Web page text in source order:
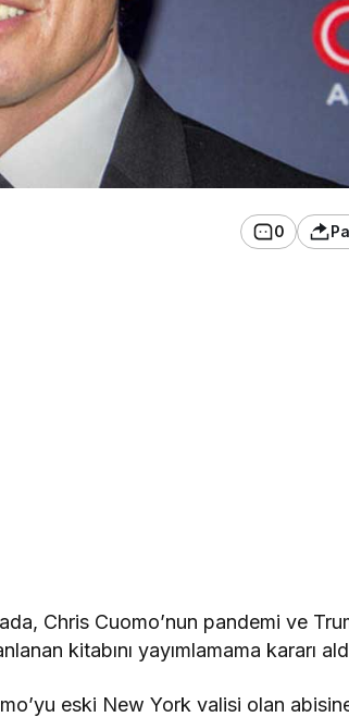
0
Chris Cuomo’nun pandemi ve
kitabını yayımlamama kararı
eski New York valisi olan